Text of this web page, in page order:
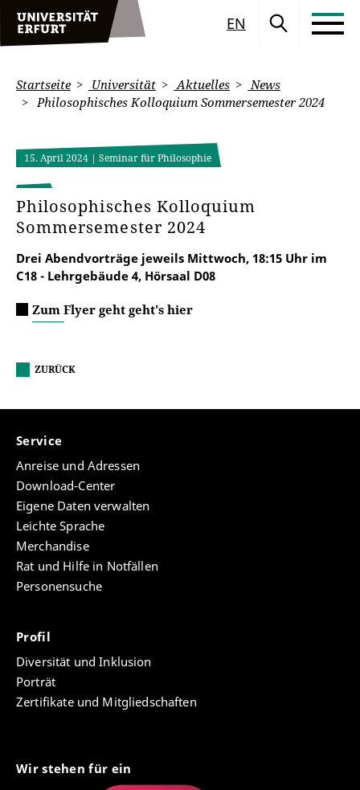
EN
Startseite Universität Aktuelles
News
Philosophisches Kolloquium Sommersemester 2024
15. April 2024 | Seminar für Philosophie
Philosophisches Kolloquium
Sommersemester 2024
Drei Abendvorträge jeweils Mittwoch, 18:15 Uhr im
C18 - Lehrgebäude 4, Hörsaal D08
Zum Flyer geht geht's hier
ZURÜCK
Service
Anreise und Adressen
Download-Center
Eigene Daten verwalten
Leichte Sprache
Merchandise
Rat und Hilfe in Notfällen
Personensuche
Profil
Diversität und Inklusion
Porträt
Zertifikate und Mitgliedschaften
Wir stehen für ein